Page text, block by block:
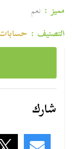
مميز : نعم
التصنيف :
شارك